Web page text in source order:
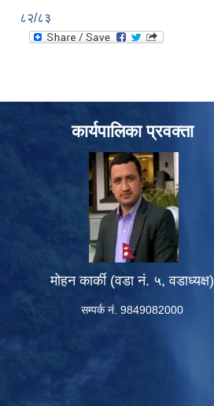
८२/८३
कार्यपालिका प्रवक्ता
मोहन कार्की (वडा नं. ५, वडाध्यक्ष)
सम्पर्क नं. 9849082000